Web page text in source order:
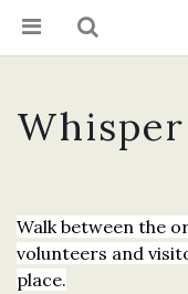
Walk between the
volunteers and
place.